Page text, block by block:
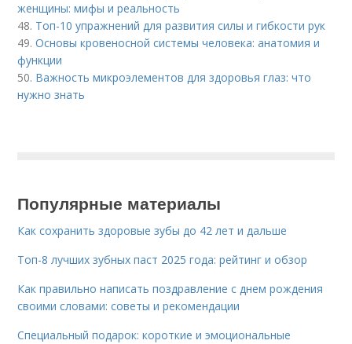
женщины: мифы и реальность
48. Топ-10 упражнений для развития силы и гибкости рук
49.Основы кровеносной системы человека: анатомия и
функции
50. Важность микроэлементов для здоровья глаз: что
нужно знать
Популярные материалы
Как сохранить здоровые зубы до 42 лет и дальше
Топ-8 лучших зубных паст 2025 года: рейтинг и обзор
Как правильно написать поздравление с днем рождения
своими словами: советы и рекомендации
Специальный подарок: короткие и эмоциональные